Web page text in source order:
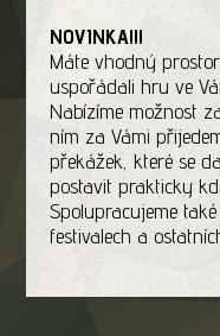
NOVINKA!!!
Máte vhodný
uspořádali hru ve
Nabízíme možnost
ním za Vámi
překážek, které se
postavit prakticky
Spolupracujeme
festivalech a